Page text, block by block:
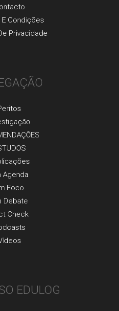
Condições
Privacidade
Agenda
Foco
Debate
Check
EDULOG